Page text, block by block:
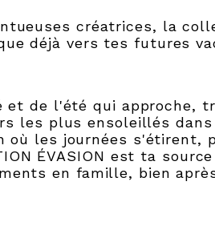
créatrices, la
déjà vers tes futures
de l'été qui approche,
les plus ensoleillés
les journées s'étirent,
ÉVASION est ta
en famille, bien